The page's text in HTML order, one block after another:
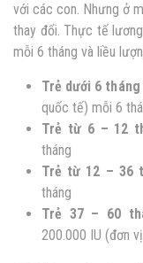
với các con. Nhưng ở
thay đổi. Thực tế
mỗi 6 tháng và liều
Trẻ dưới 6
quốc tế) mỗi 6
Trẻ từ 6 – 12
tháng
Trẻ từ 12 – 36
tháng
Trẻ 37 – 60
200.000 IU (đơn